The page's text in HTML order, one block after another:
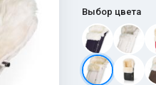
Выбор цвета